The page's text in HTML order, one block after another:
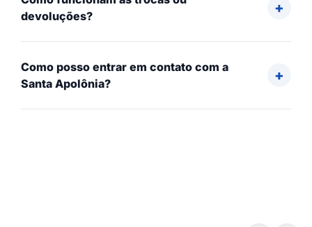
devoluções?
Como posso entrar em contato com a
Santa Apolônia?